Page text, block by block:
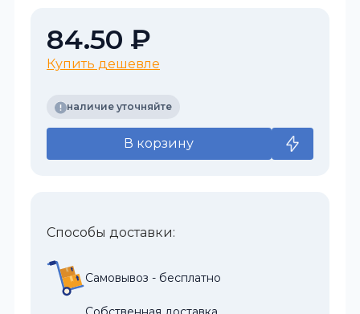
84.50 ₽
Купить дешевле
наличие уточняйте
В корзину
Способы доставки:
Самовывоз - бесплатно